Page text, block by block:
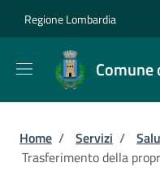
Regione Lombardia
Comune
Briciole di
Home / Servizi /
Trasferimento della